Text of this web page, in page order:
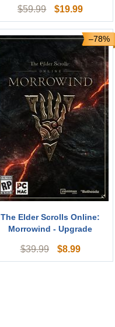
$59.99 $19.99
–78%
The Elder Scrolls Online:
Morrowind - Upgrade
$39.99 $8.99